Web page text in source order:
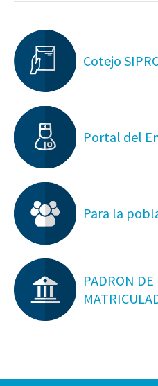
Cotejo
Portal del
Para la
PADRON